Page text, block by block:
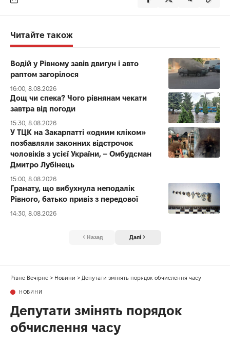
Читайте також
Водій у Рівному завів двигун і авто
раптом загорілося
16:00, 8.08.2026
Дощ чи спека? Чого рівнянам чекати
завтра від погоди
15:30, 8.08.2026
У ТЦК на Закарпатті «одним кліком»
позбавляли законних відстрочок
чоловіків з усієї України, – Омбудсман
Дмитро Лубінець
15:00, 8.08.2026
Гранату, що вибухнула неподалік
Рівного, батько привіз з передової
14:30, 8.08.2026
Назад Далі
Рівне Вечірнє > Новини > Депутати змінять порядок обчислення часу
НОВИНИ
Депутати змінять порядок
обчислення часу